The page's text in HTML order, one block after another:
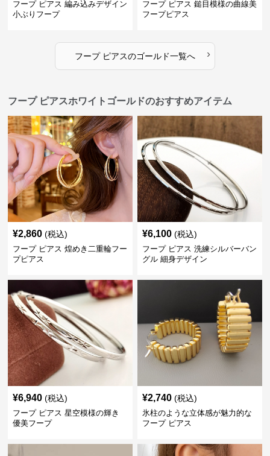
フープ ピアス 編み込みデザイン
小ぶりフープ
フープ ピアス 鎚目模様の曲線美
フープピアス
フープ ピアスのゴールド一覧へ ›
フープ ピアスホワイトゴールドのおすすめアイテム
¥2,860 (税込)
フープ ピアス 煌めき二重輪フー
プピアス
¥6,100 (税込)
フープ ピアス 洗練シルバーバン
グル 細身デザイン
¥6,940 (税込)
フープ ピアス 星空模様の輝き
優美フープ
¥2,740 (税込)
氷柱のような立体感が魅力的な
フープ ピアス